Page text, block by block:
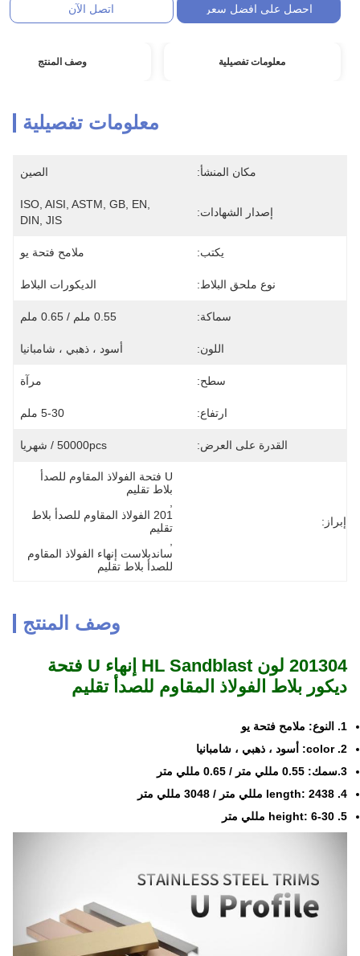
احصل على افضل سعر اتصل الآن
معلومات تفصيلية وصف المنتج
معلومات تفصيلية
مكان المنشأ: الصين
إصدار الشهادات:
ISO, AISI, ASTM, GB, EN,
DIN, JIS
يكتب: ملامح فتحة يو
نوع ملحق البلاط: الديكورات البلاط
سماكة: 0.55 ملم / 0.65 ملم
اللون: أسود ، ذهبي ، شامبانيا
سطح: مرآة
ارتفاع: 5-30 ملم
القدرة على العرض: 50000pcs / شهريا
إبراز:
بلاط تقليم
تقليم
للصدأ بلاط تقليم
وصف المنتج
201304 لون HL Sandblast إنهاء U فتحة
ديكور بلاط الفولاذ المقاوم للصدأ تقليم
1. النوع: ملامح فتحة يو
2. color: أسود ، ذهبي ، شامبانيا
3.سمك: 0.55 مللي متر / 0.65 مللي متر
4. length: 2438 مللي متر / 3048 مللي متر
5. height: 6-30 مللي متر